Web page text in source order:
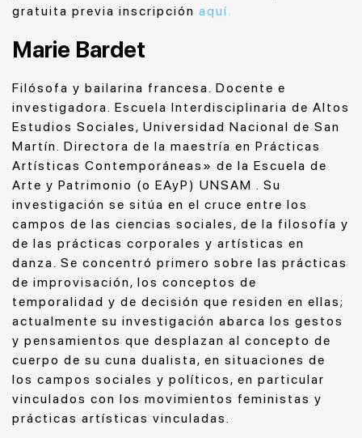
gratuita previa inscripción aquí.
Marie Bardet
Filósofa y bailarina francesa. Docente e
investigadora. Escuela Interdisciplinaria de Altos
Estudios Sociales, Universidad Nacional de San
Martín. Directora de la maestría en Prácticas
Artísticas Contemporáneas» de la Escuela de
Arte y Patrimonio (o EAyP) UNSAM
. Su
investigación se sitúa en el cruce entre los
campos de las ciencias sociales, de la filosofía y
de las prácticas corporales y artísticas en
danza. Se concentró primero sobre las prácticas
de improvisación, los conceptos de
temporalidad y de decisión que residen en ellas;
actualmente su investigación abarca los gestos
y pensamientos que desplazan al concepto de
cuerpo de su cuna dualista, en situaciones de
los campos sociales y políticos, en particular
vinculados con los movimientos feministas y
prácticas artísticas vinculadas.